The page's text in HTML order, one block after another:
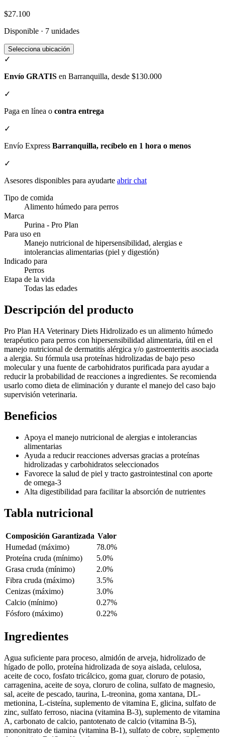
$27.100
Disponible · 7 unidades
Selecciona ubicación
✓
Envío GRATIS en Barranquilla, desde $130.000
✓
Paga en línea o contra entrega
✓
Envío Express Barranquilla, recíbelo en 1 hora o menos
✓
Asesores disponibles para ayudarte abrir chat
Tipo de comida
Alimento húmedo para perros
Marca
Purina - Pro Plan
Para uso en
Manejo nutricional de hipersensibilidad, alergias e
intolerancias alimentarias (piel y digestión)
Indicado para
Perros
Etapa de la vida
Todas las edades
Descripción del producto
Pro Plan HA Veterinary Diets Hidrolizado es un alimento húmedo
terapéutico para perros con hipersensibilidad alimentaria, útil en el
manejo nutricional de dermatitis alérgica y/o gastroenteritis asociada
a alergia. Su fórmula usa proteínas hidrolizadas de bajo peso
molecular y una fuente de carbohidratos purificada para ayudar a
reducir la probabilidad de reacciones a ingredientes. Se recomienda
usarlo como dieta de eliminación y durante el manejo del caso bajo
supervisión veterinaria.
Beneficios
Apoya el manejo nutricional de alergias e intolerancias
alimentarias
Ayuda a reducir reacciones adversas gracias a proteínas
hidrolizadas y carbohidratos seleccionados
Favorece la salud de piel y tracto gastrointestinal con aporte
de omega-3
Alta digestibilidad para facilitar la absorción de nutrientes
Tabla nutricional
Composición Garantizada Valor
Humedad (máximo)
78.0%
Proteína cruda (mínimo)
5.0%
Grasa cruda (mínimo)
2.0%
Fibra cruda (máximo)
3.5%
Cenizas (máximo)
3.0%
Calcio (mínimo)
0.27%
Fósforo (máximo)
0.22%
Ingredientes
Agua suficiente para proceso, almidón de arveja, hidrolizado de
hígado de pollo, proteína hidrolizada de soya aislada, celulosa,
aceite de coco, fosfato tricálcico, goma guar, cloruro de potasio,
carragenina, aceite de soya, cloruro de colina, sulfato de magnesio,
sal, aceite de pescado, taurina, L-treonina, goma xantana, DL-
metionina, L-cisteína, suplemento de vitamina E, glicina, sulfato de
zinc, sulfato ferroso, niacina (vitamina B-3), suplemento de vitamina
A, carbonato de calcio, pantotenato de calcio (vitamina B-5),
mononitrato de tiamina (vitamina B-1), sulfato de cobre, suplemento